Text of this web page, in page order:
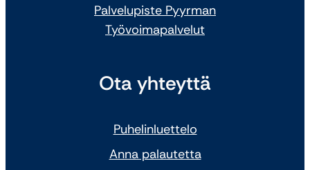
Palvelupiste Pyyrman
Työvoimapalvelut
Ota yhteyttä
Puhelinluettelo
Anna palautetta